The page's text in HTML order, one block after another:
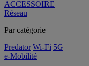
ACCESSOIRE
Réseau
Par catégorie
Predator Wi-Fi 5G
e-Mobilité